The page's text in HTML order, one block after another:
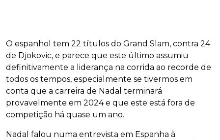
O espanhol tem 22 títulos do Grand Slam, contra 24
de Djokovic, e parece que este último assumiu
definitivamente a liderança na corrida ao recorde de
todos os tempos, especialmente se tivermos em
conta que a carreira de Nadal terminará
provavelmente em 2024 e que este está fora de
competição há quase um ano.
Nadal falou numa entrevista em Espanha à